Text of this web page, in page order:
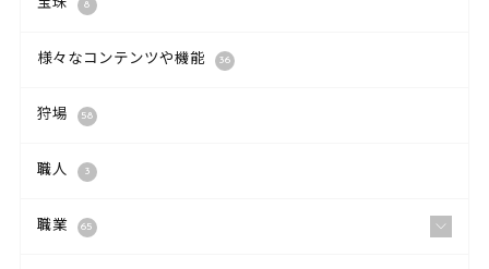
宝珠 8
様々なコンテンツや機能 36
狩場 58
職人 3
職業 65